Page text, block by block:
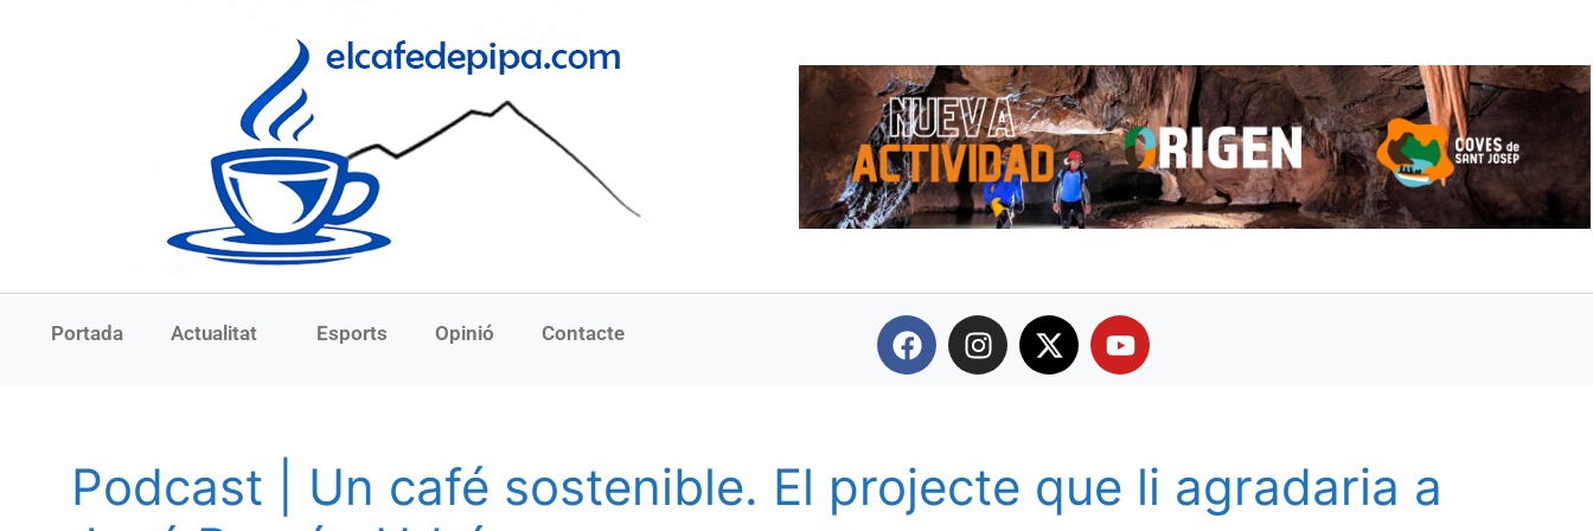
Portada Actualitat Esports Opinió Contacte
Podcast | Un café sostenible. El projecte que li agradaria a